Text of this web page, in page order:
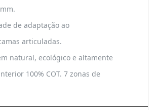
de adaptação ao
articuladas.
natural, ecológico e altamente
100% COT. 7 zonas de